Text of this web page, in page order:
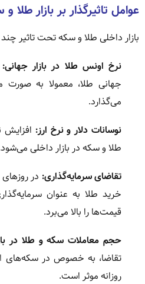
عوامل تاثیرگذار بر بازار طلا
بازار داخلی طلا و سکه تحت تاثیر
نرخ اونس طلا در بازار جهانی:
جهانی طلا، معمولا به صورت
می‌گذارد.
نوسانات دلار و نرخ ارز:
طلا و سکه در بازار داخلی
تقاضای سرمایه‌گذاری: در
خرید طلا به عنوان
قیمت‌ها را بالا می‌برد.
حجم معاملات سکه و طلا در
تقاضا، به خصوص در سکه‌های
روزانه موثر است.